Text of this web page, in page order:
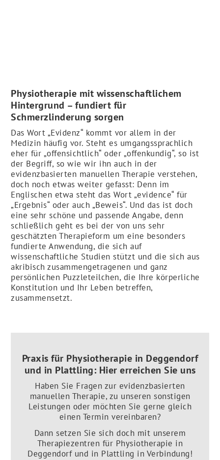
Physiotherapie mit wissenschaftlichem
Hintergrund – fundiert für
Schmerzlinderung sorgen
Das Wort „Evidenz“ kommt vor allem in der
Medizin häufig vor. Steht es umgangssprachlich
eher für „offensichtlich“ oder „offenkundig“, so ist
der Begriff, so wie wir ihn auch in der
evidenzbasierten manuellen Therapie verstehen,
doch noch etwas weiter gefasst: Denn im
Englischen etwa steht das Wort „evidence“ für
„Ergebnis“ oder auch „Beweis“. Und das ist doch
eine sehr schöne und passende Angabe, denn
schließlich geht es bei der von uns sehr
geschätzten Therapieform um eine besonders
fundierte Anwendung, die sich auf
wissenschaftliche Studien stützt und die sich aus
akribisch zusammengetragenen und ganz
persönlichen Puzzleteilchen, die Ihre körperliche
Konstitution und Ihr Leben betreffen,
zusammensetzt.
Praxis für Physiotherapie in Deggendorf
und in Plattling: Hier erreichen Sie uns
Haben Sie Fragen zur evidenzbasierten
manuellen Therapie, zu unseren sonstigen
Leistungen oder möchten Sie gerne gleich
einen Termin vereinbaren?
Dann setzen Sie sich doch mit unserem
Therapiezentren für Physiotherapie in
Deggendorf und in Plattling in Verbindung!